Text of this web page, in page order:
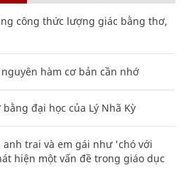
công thức lượng giác bằng thơ,
hàm cơ bản cần nhớ
đại học của Lý Nhã Kỳ
trai và em gái như 'chó với
hiện một vấn đề trong giáo dục